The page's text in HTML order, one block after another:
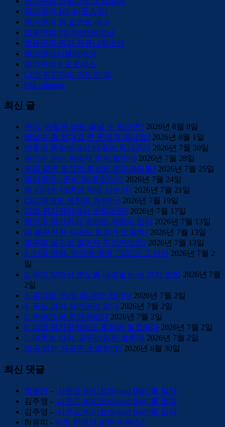
위기관리 108수(百八手)
위기관리 원 포인트 레슨
정용민의 미디어트레이닝
정용민의 위기 커뮤니케이션
위기관리시뮬레이션
위기관리 9 프로세스
CEO 위기관리 가이드 50
Old columns
최신 글
위기, 이렇게 라도 끝낼 수 있다면? 2026년 8월 8일
말실수 좀 했다고 큰 문제가 되나요? 2026년 8월 1일
만루의 투수에게서 배우는 위기관리 2026년 7월 30일
위기는 듣는 자에게 먼저 보인다 2026년 7월 28일
우리 같은 조그만 회사도 위기관리를? 2026년 7월 25일
위기관리, ‘준비’란 무엇인가 2026년 7월 24일
왜 리더는 대변인 뒤에 서는가? 2026년 7월 21일
CEO에게도 표현의 자유는? 2026년 7월 19일
기업 위기관리에서 맷집이란? 2026년 7월 17일
위기와 위기관리 속에는 사람이 있다 2026년 7월 13일
왜 불완전한 사과도 효과가 있을까? 2026년 7월 13일
직원의 실수로 벌어진 위기인데요? 2026년 7월 13일
1. 신의 영역, 인간의 영역, 그리고 그 사이
2026년 7월 2
일
2. 위기 앞에서 분노를 내려놓는 세 가지 방법 2026년 7월
2일
3. 위기란 ‘언제’에 관한 것이다 2026년 7월 2일
4. 목표 없이 위기관리 없다 2026년 7월 2일
5. 준비가 곧 위기관리다 2026년 7월 2일
6. 기업 위기관리에도 훈련이 필요하다 2026년 7월 2일
7. 미루는 사이, 골든타임은 흐른다 2026년 7월 2일
자극 없는 자극은 소멸한다? 2026년 6월 30일
최신 댓글
정용민 - ‘사운드 바이트(Sound Bite)’를 알자
김주영 - ‘사운드 바이트(Sound Bite)’를 알자
김주영 - ‘사운드 바이트(Sound Bite)’를 알자
하유미
- 자칫 전례가 되면 어쩌죠?